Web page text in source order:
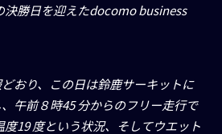
決勝日を迎えたdocomo business
おり、この日は鈴鹿サーキットに
午前８時45分からのフリー走行で
度19度という状況、そしてウエット